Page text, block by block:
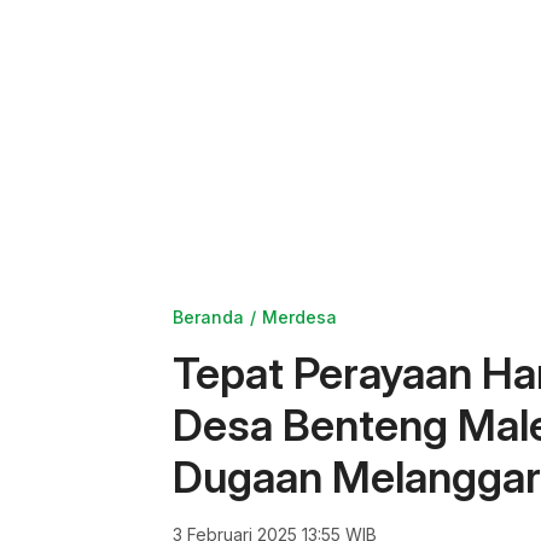
Beranda Merdesa
Tepat Perayaan
Desa Benteng
Dugaan
3 Februari 2025 13:55 WIB